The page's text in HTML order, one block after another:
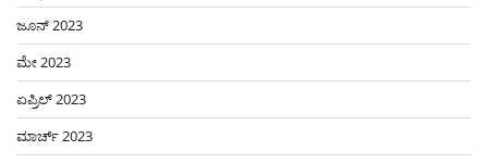
ಜೂನ್ 2023
ಮೇ 2023
ಏಪ್ರಿಲ್ 2023
ಮಾರ್ಚ್ 2023